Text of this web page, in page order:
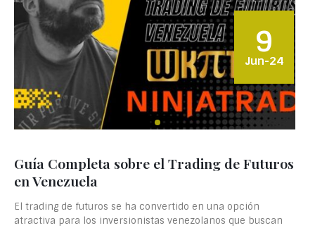
9
Jun-24
Guía Completa sobre el Trading de Futuros
en Venezuela
El trading de futuros se ha convertido en una opción
atractiva para los inversionistas venezolanos que buscan